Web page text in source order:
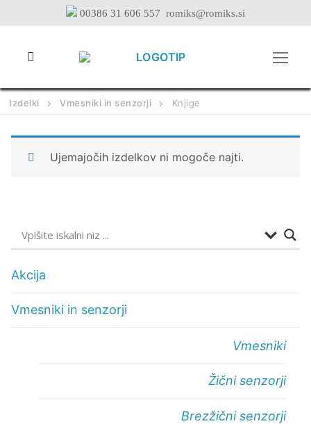
na
00386 31 606 557 romiks@romiks.si
Izdelki Vmesniki in senzorji Knjige
Ujemajočih izdelkov ni mogoče najti.
Akcija
Vmesniki in senzorji
Vmesniki
Žični senzorji
Brezžični senzorji